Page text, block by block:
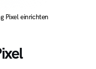
Pixel einrichten